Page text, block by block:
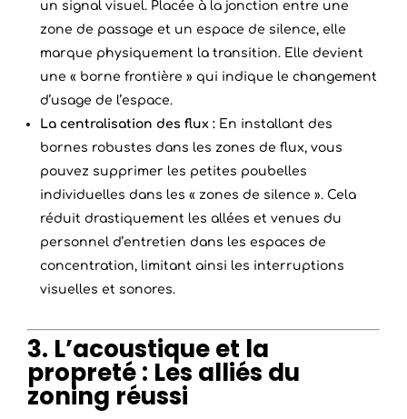
un signal visuel. Placée à la jonction entre une
zone de passage et un espace de silence, elle
marque physiquement la transition. Elle devient
une « borne frontière » qui indique le changement
d’usage de l’espace.
La centralisation des flux : En installant des
bornes robustes dans les zones de flux, vous
pouvez supprimer les petites poubelles
individuelles dans les « zones de silence ». Cela
réduit drastiquement les allées et venues du
personnel d’entretien dans les espaces de
concentration, limitant ainsi les interruptions
visuelles et sonores.
3. L’acoustique et la
propreté : Les alliés du
zoning réussi